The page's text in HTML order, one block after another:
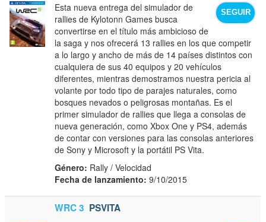
SEGUIR
Esta nueva entrega del simulador de
rallies de Kylotonn Games busca
convertirse en el título más ambicioso de
la saga y nos ofrecerá 13 rallies en los que competir
a lo largo y ancho de más de 14 países distintos con
cualquiera de sus 40 equipos y 20 vehículos
diferentes, mientras demostramos nuestra pericia al
volante por todo tipo de parajes naturales, como
bosques nevados o peligrosas montañas. Es el
primer simulador de rallies que llega a consolas de
nueva generación, como Xbox One y PS4, además
de contar con versiones para las consolas anteriores
de Sony y Microsoft y la portátil PS Vita.
Género: Rally / Velocidad
Fecha de lanzamiento: 9/10/2015
WRC 3 PSVITA